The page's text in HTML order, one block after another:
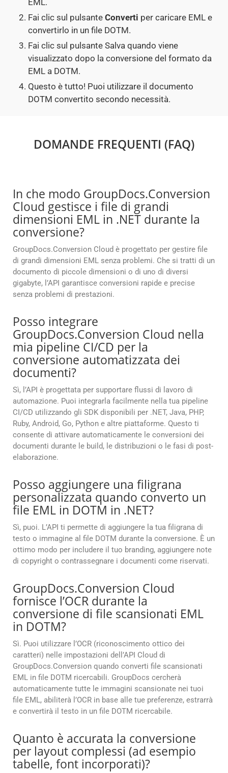
EML.
Fai clic sul pulsante Converti per caricare EML e
convertirlo in un file DOTM.
Fai clic sul pulsante Salva quando viene
visualizzato dopo la conversione del formato da
EML a DOTM.
Questo è tutto! Puoi utilizzare il documento
DOTM convertito secondo necessità.
DOMANDE FREQUENTI (FAQ)
In che modo GroupDocs.Conversion
Cloud gestisce i file di grandi
dimensioni EML in .NET durante la
conversione?
GroupDocs.Conversion Cloud è progettato per gestire file
di grandi dimensioni EML senza problemi. Che si tratti di un
documento di piccole dimensioni o di uno di diversi
gigabyte, l’API garantisce conversioni rapide e precise
senza problemi di prestazioni.
Posso integrare
GroupDocs.Conversion Cloud nella
mia pipeline CI/CD per la
conversione automatizzata dei
documenti?
Sì, l’API è progettata per supportare flussi di lavoro di
automazione. Puoi integrarla facilmente nella tua pipeline
CI/CD utilizzando gli SDK disponibili per .NET, Java, PHP,
Ruby, Android, Go, Python e altre piattaforme. Questo ti
consente di attivare automaticamente le conversioni dei
documenti durante le build, le distribuzioni o le fasi di post-
elaborazione.
Posso aggiungere una filigrana
personalizzata quando converto un
file EML in DOTM in .NET?
Sì, puoi. L’API ti permette di aggiungere la tua filigrana di
testo o immagine al file DOTM durante la conversione. È un
ottimo modo per includere il tuo branding, aggiungere note
di copyright o contrassegnare i documenti come riservati.
GroupDocs.Conversion Cloud
fornisce l’OCR durante la
conversione di file scansionati EML
in DOTM?
Sì. Puoi utilizzare l’OCR (riconoscimento ottico dei
caratteri) nelle impostazioni dell’API Cloud di
GroupDocs.Conversion quando converti file scansionati
EML in file DOTM ricercabili. GroupDocs cercherà
automaticamente tutte le immagini scansionate nei tuoi
file EML, abiliterà l’OCR in base alle tue preferenze, estrarrà
e convertirà il testo in un file DOTM ricercabile.
Quanto è accurata la conversione
per layout complessi (ad esempio
tabelle, font incorporati)?